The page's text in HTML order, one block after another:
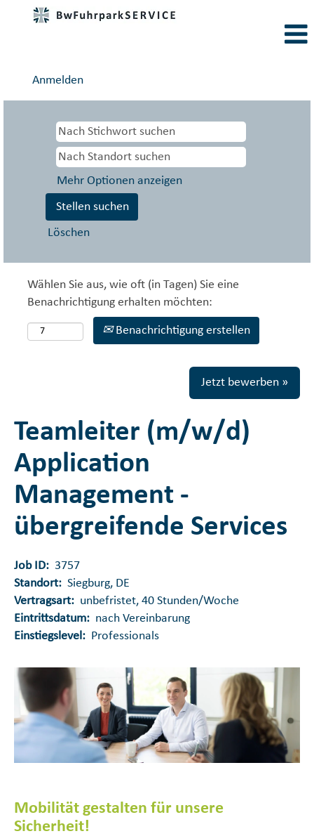
Anmelden
Mehr Optionen anzeigen
Löschen
Wählen Sie aus, wie oft (in Tagen) Sie eine
Benachrichtigung erhalten möchten:
Benachrichtigung erstellen
Jetzt bewerben »
Teamleiter (m/w/d)
Application
Management -
übergreifende Services
Job ID: 3757
Standort: Siegburg, DE
Vertragsart: unbefristet, 40 Stunden/Woche
Eintrittsdatum: nach Vereinbarung
Einstiegslevel: Professionals
Mobilität gestalten für unsere
Sicherheit!